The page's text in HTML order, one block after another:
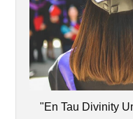
"En Tau Divinity